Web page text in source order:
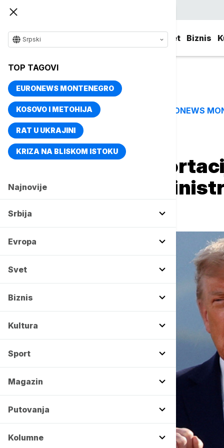
Svet Biznis
Srpski
TOP TAGOVI
EURONEWS MONTENEGRO
KOSOVO I METOHIJA
RAT U UKRAJINI
KRIZA NA BLISKOM ISTOKU
Najnovije
Srbija
Evropa
Svet
Biznis
Kultura
Sport
Magazin
Putovanja
Kolumne
TOP TAGOVI EURONEWS
Naslovna Svet
Spor zbog
Trampova
Merilendu